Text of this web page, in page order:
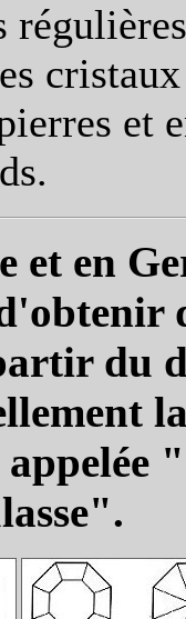
et
et en
du